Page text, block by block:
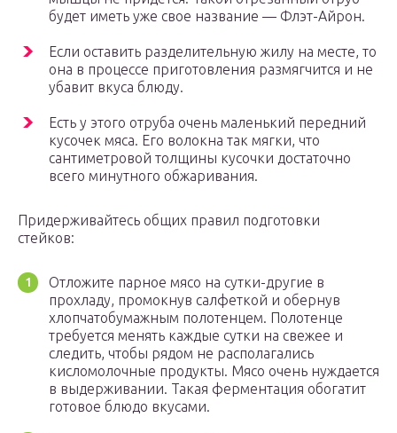
будет иметь уже свое название — Флэт-Айрон.
Если оставить разделительную жилу на месте, то
она в процессе приготовления размягчится и не
убавит вкуса блюду.
Есть у этого отруба очень маленький передний
кусочек мяса. Его волокна так мягки, что
сантиметровой толщины кусочки достаточно
всего минутного обжаривания.
Придерживайтесь общих правил подготовки
стейков:
Отложите парное мясо на сутки-другие в
прохладу, промокнув салфеткой и обернув
хлопчатобумажным полотенцем. Полотенце
требуется менять каждые сутки на свежее и
следить, чтобы рядом не располагались
кисломолочные продукты. Мясо очень нуждается
в выдерживании. Такая ферментация обогатит
готовое блюдо вкусами.